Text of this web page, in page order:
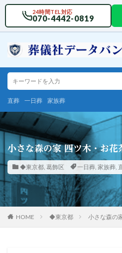
24時間TEL対応
070-4442-0819
直葬 一日葬 家族葬
小さな森の家 四ツ木・お花
◆東京都, 葛飾区 一日葬, 家族葬,
HOME ◆東京都 小さな森の